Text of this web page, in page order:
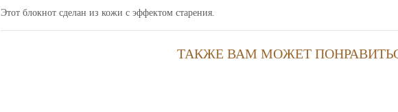
Этот блокнот сделан из кожи с эффектом старения.
ТАКЖЕ ВАМ МОЖЕТ